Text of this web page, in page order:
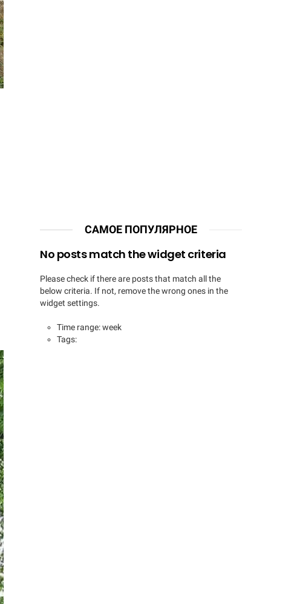
САМОЕ ПОПУЛЯРНОЕ
No posts match the widget criteria
Please check if there are posts that match all the
below criteria. If not, remove the wrong ones in the
widget settings.
Time range: week
Tags: